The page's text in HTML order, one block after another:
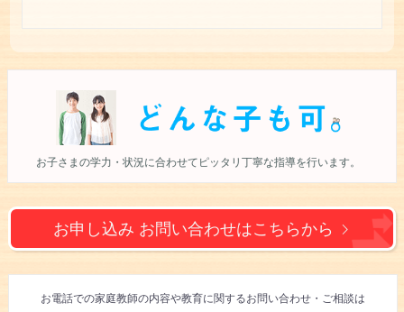
お子さまの学力・状況に合わせて ピッタリ丁寧な指導を行います。
お申し込み お問い合わせはこちらから
お電話での家庭教師の内容や教育に関するお問い合わせ・ご相談は